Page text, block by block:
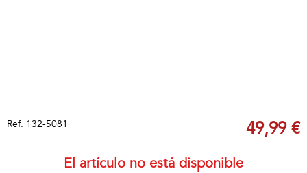
Ref. 132-5081 49,99 €
El artículo no está disponible